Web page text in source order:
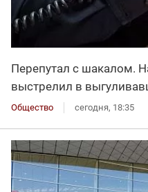
Перепутал с шакалом.
выстрелил в
Общество сегодня, 18:35